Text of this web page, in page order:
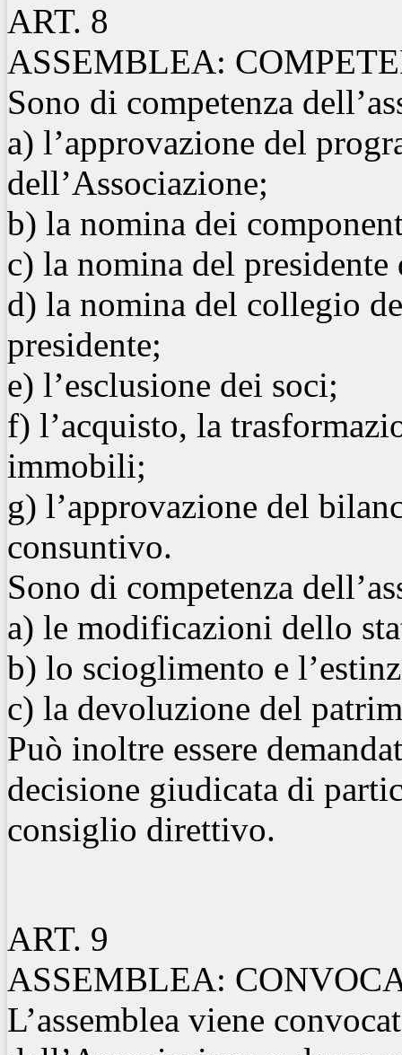
ART. 8
ASSEMBLEA:
Sono di competenza
a) l’approvazione del
dell’Associazione;
b) la nomina dei
c) la nomina del
d) la nomina del collegio
presidente;
e) l’esclusione dei soci;
f) l’acquisto, la
immobili;
g) l’approvazione del
consuntivo.
Sono di competenza
a) le modificazioni dello
b) lo scioglimento e
c) la devoluzione del
Può inoltre essere
decisione giudicata di
consiglio direttivo.
ART. 9
ASSEMBLEA:
L’assemblea viene